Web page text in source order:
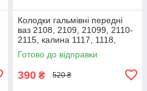
Колодки гальмівні передні
ваз 2108, 2109, 21099, 2110-
2115, калина 1117, 1118,
1119, приора 2170 (Raf,
Латвія)
Готово до відправки
390 ₴ 520 ₴